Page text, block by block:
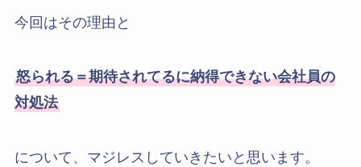
今回はその理由と
怒られる＝期待されてるに納得できない会社員の
対処法
について、マジレスしていきたいと思います。